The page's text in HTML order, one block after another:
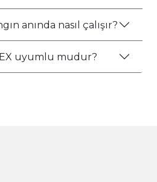
anında nasıl çalışır?
uyumlu mudur?